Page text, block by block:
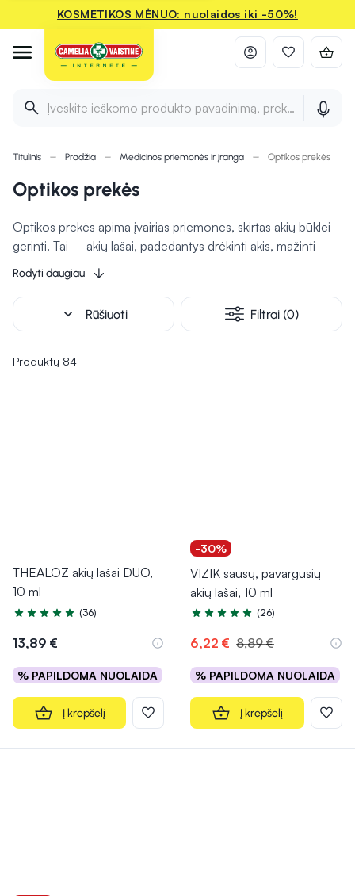
KOSMETIKOS MĖNUO: nuolaidos iki -50%!
Įveskite ieškomo produkto pavadinimą, prekės ženklą ir
Titulinis Pradžia Medicinos priemonės ir įranga Optikos prekės
Optikos prekės
Optikos prekės apima įvairias priemones, skirtas akių būklei
gerinti. Tai – akių lašai, padedantys drėkinti akis, mažinti
nuovargį, paraudimą ar alergines reakcijas. Taip pat yra
priemonių akių vokams, kurios mažina patinimą, slopina
uždegimą ar sausumą aplink akis. Kontaktinių lęšių priežiūrai
skirti skysčiai užtikrina, kad lęšiai būtų švarūs, saugūs ir
regėjimo komfortą ir akių būklę kasdienėje veikloje.
Rodyti daugiau
expand_more Rūšiuoti Filtrai (0)
Produktų 84
THEALOZ akių lašai DUO,
10 ml
Įvertinimas 5.0 iš 5
(36)
13,89 €
% PAPILDOMA NUOLAIDA
Į krepšelį
-30%
VIZIK sausų, pavargusių
akių lašai, 10 ml
Įvertinimas 4.5 iš 5
(26)
6,22 € 8,89 €
% PAPILDOMA NUOLAIDA
Į krepšelį